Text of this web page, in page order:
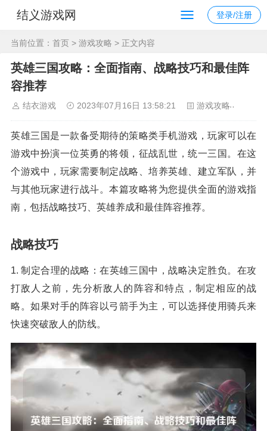
结义游戏网 登录/注册
当前位置： 首页 > 游戏攻略 > 正文内容
英雄三国攻略：全面指南、战略技巧和最佳阵
容推荐
结衣游戏 2023年07月16日 13:58:21 游戏攻略
英雄三国是一款备受期待的策略类手机游戏，玩家可以在
游戏中扮演一位英勇的将领，征战乱世，统一三国。在这
个游戏中，玩家需要制定战略、培养英雄、建立军队，并
与其他玩家进行战斗。本篇攻略将为您提供全面的游戏指
南，包括战略技巧、英雄养成和最佳阵容推荐。
战略技巧
1. 制定合理的战略：在英雄三国中，战略决定胜负。在攻
打敌人之前，先分析敌人的阵容和特点，制定相应的战
略。如果对手的阵容以弓箭手为主，可以选择使用骑兵来
快速突破敌人的防线。